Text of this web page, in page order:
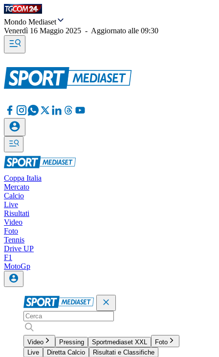
Mondo Mediaset
Venerdì 16 Maggio 2025 - Aggiornato alle 09:30
Coppa Italia
Mercato
Calcio
Live
Risultati
Video
Foto
Tennis
Drive UP
F1
MotoGp
Video Pressing Sportmediaset XXL
Foto
Live
Diretta Calcio
Risultati e Classifiche